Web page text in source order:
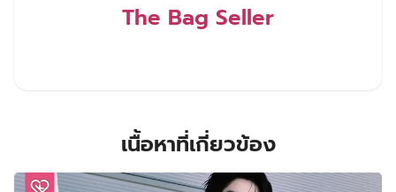
The Bag Seller
เนื้อหาที่เกี่ยวข้อง